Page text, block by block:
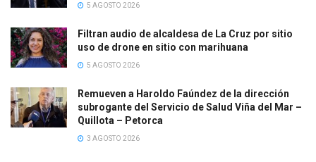
5 AGOSTO 2026
Filtran audio de alcaldesa de La Cruz por sitio
uso de drone en sitio con marihuana
5 AGOSTO 2026
Remueven a Haroldo Faúndez de la dirección
subrogante del Servicio de Salud Viña del Mar –
Quillota – Petorca
3 AGOSTO 2026